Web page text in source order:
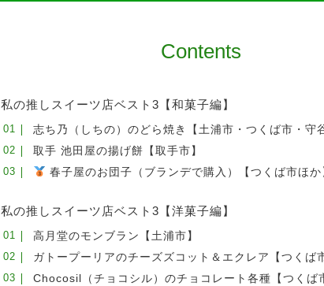
Contents
私の推しスイーツ店ベスト3【和菓子編】
志ち乃（しちの）のどら焼き【土浦市・つくば市・守
取手 池田屋の揚げ餅【取手市】
春子屋のお団子（ブランデで購入）【つくば市ほか
私の推しスイーツ店ベスト3【洋菓子編】
高月堂のモンブラン【土浦市】
ガトープーリアのチーズズコット＆エクレア【つくば
Chocosil（チョコシル）のチョコレート各種【つくば